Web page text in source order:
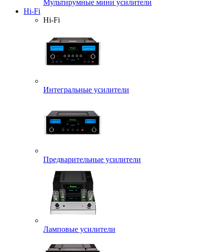
Мультирумные мини усилители
Hi-Fi
Hi-Fi
Интегральные усилители
Предварительные усилители
Ламповые усилители